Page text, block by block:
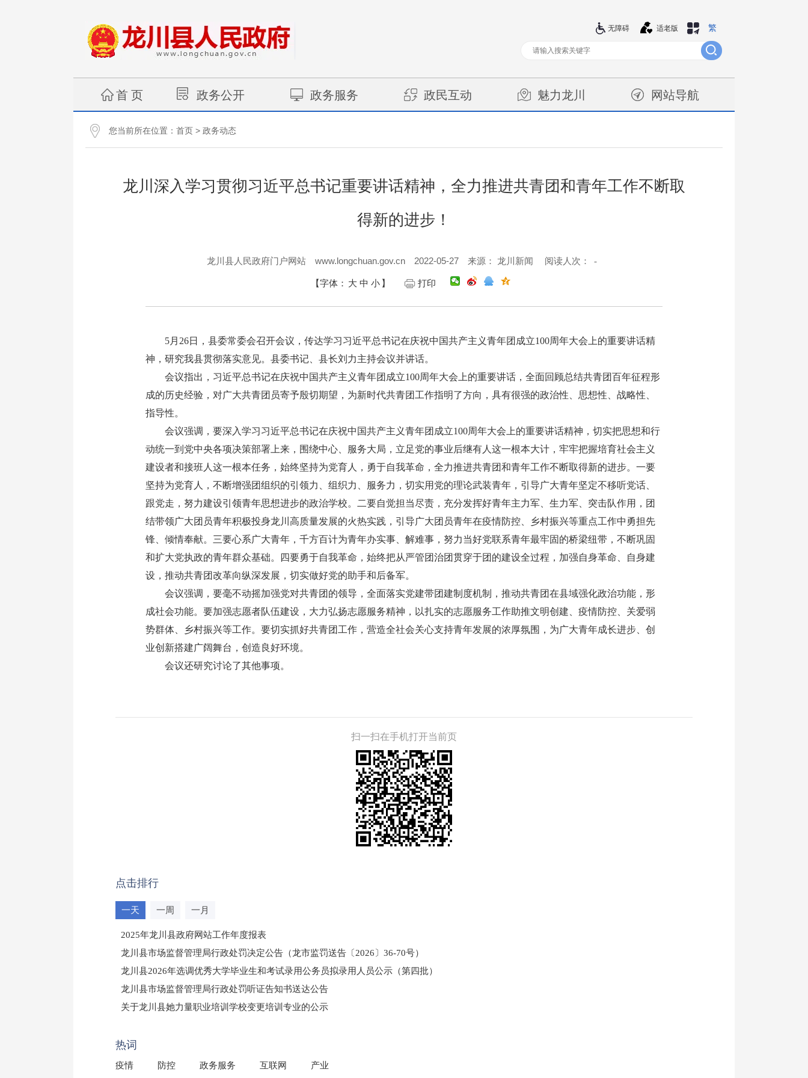
繁
适老版
无障碍
首 页 政务公开 政务服务 政民互动 魅力龙川 网站导航
您当前所在位置： 首页 > 政务动态
龙川深入学习贯彻习近平总书记重要讲话精神，全力推进共青团和青年工作不断取
得新的进步！
龙川县人民政府门户网站 www.longchuan.gov.cn 2022-05-27 来源： 龙川新闻 阅读人次： -
【字体： 大 中 小 】 打印
5月26日，县委常委会召开会议，传达学习习近平总书记在庆祝中国共产主义青年团成立100周年大会上的重要讲话精
神，研究我县贯彻落实意见。县委书记、县长刘力主持会议并讲话。
会议指出，习近平总书记在庆祝中国共产主义青年团成立100周年大会上的重要讲话，全面回顾总结共青团百年征程形
成的历史经验，对广大共青团员寄予殷切期望，为新时代共青团工作指明了方向，具有很强的政治性、思想性、战略性、
指导性。
会议强调，要深入学习习近平总书记在庆祝中国共产主义青年团成立100周年大会上的重要讲话精神，切实把思想和行
动统一到党中央各项决策部署上来，围绕中心、服务大局，立足党的事业后继有人这一根本大计，牢牢把握培育社会主义
建设者和接班人这一根本任务，始终坚持为党育人，勇于自我革命，全力推进共青团和青年工作不断取得新的进步。一要
坚持为党育人，不断增强团组织的引领力、组织力、服务力，切实用党的理论武装青年，引导广大青年坚定不移听党话、
跟党走，努力建设引领青年思想进步的政治学校。二要自觉担当尽责，充分发挥好青年主力军、生力军、突击队作用，团
结带领广大团员青年积极投身龙川高质量发展的火热实践，引导广大团员青年在疫情防控、乡村振兴等重点工作中勇担先
锋、倾情奉献。三要心系广大青年，千方百计为青年办实事、解难事，努力当好党联系青年最牢固的桥梁纽带，不断巩固
和扩大党执政的青年群众基础。四要勇于自我革命，始终把从严管团治团贯穿于团的建设全过程，加强自身革命、自身建
设，推动共青团改革向纵深发展，切实做好党的助手和后备军。
会议强调，要毫不动摇加强党对共青团的领导，全面落实党建带团建制度机制，推动共青团在县域强化政治功能，形
成社会功能。要加强志愿者队伍建设，大力弘扬志愿服务精神，以扎实的志愿服务工作助推文明创建、疫情防控、关爱弱
势群体、乡村振兴等工作。要切实抓好共青团工作，营造全社会关心支持青年发展的浓厚氛围，为广大青年成长进步、创
业创新搭建广阔舞台，创造良好环境。
会议还研究讨论了其他事项。
扫一扫在手机打开当前页
点击排行
一天 一周 一月
2025年龙川县政府网站工作年度报表
龙川县市场监督管理局行政处罚决定公告（龙市监罚送告〔2026〕36-70号）
龙川县2026年选调优秀大学毕业生和考试录用公务员拟录用人员公示（第四批）
龙川县市场监督管理局行政处罚听证告知书送达公告
（龙市监罚送告〔2026〕71号）
关于龙川县她力量职业培训学校变更培训专业的公示
热词
疫情 防控 政务服务 互联网 产业